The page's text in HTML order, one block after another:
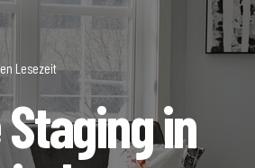
Lesezeit
in